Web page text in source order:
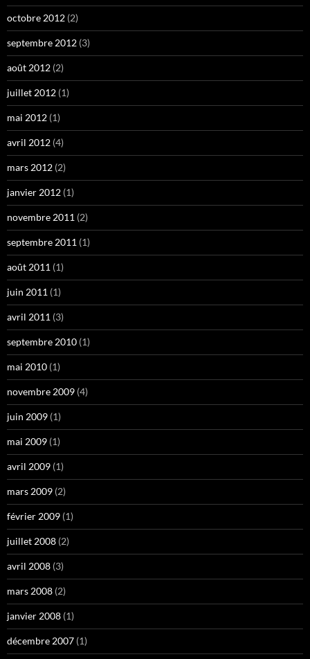
octobre 2012 (2)
septembre 2012 (3)
août 2012 (2)
juillet 2012 (1)
mai 2012 (1)
avril 2012 (4)
mars 2012 (2)
janvier 2012 (1)
novembre 2011 (2)
septembre 2011 (1)
août 2011 (1)
juin 2011 (1)
avril 2011 (3)
septembre 2010 (1)
mai 2010 (1)
novembre 2009 (4)
juin 2009 (1)
mai 2009 (1)
avril 2009 (1)
mars 2009 (2)
février 2009 (1)
juillet 2008 (2)
avril 2008 (3)
mars 2008 (2)
janvier 2008 (1)
décembre 2007 (1)